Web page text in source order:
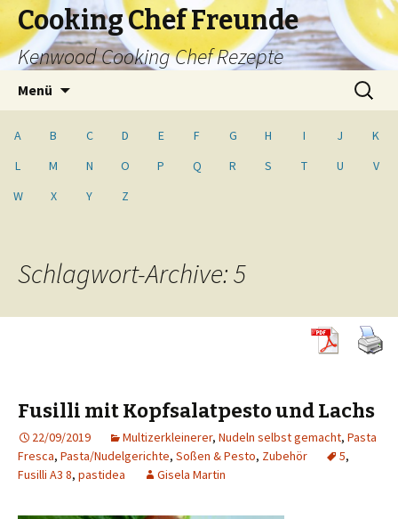
Cooking Chef Freunde
Kenwood Cooking Chef Rezepte
Menü
Suche
nach:
A B C D E F G H I J
K
L
M N O P Q R S T U
V
W
X Y Z
Schlagwort-Archive: 5
Fusilli mit Kopfsalatpesto und Lachs
22/09/2019 Multizerkleinerer, Nudeln selbst gemacht, Pasta
Fresca, Pasta/Nudelgerichte, Soßen & Pesto, Zubehör 5,
Fusilli A3 8, pastidea Gisela Martin